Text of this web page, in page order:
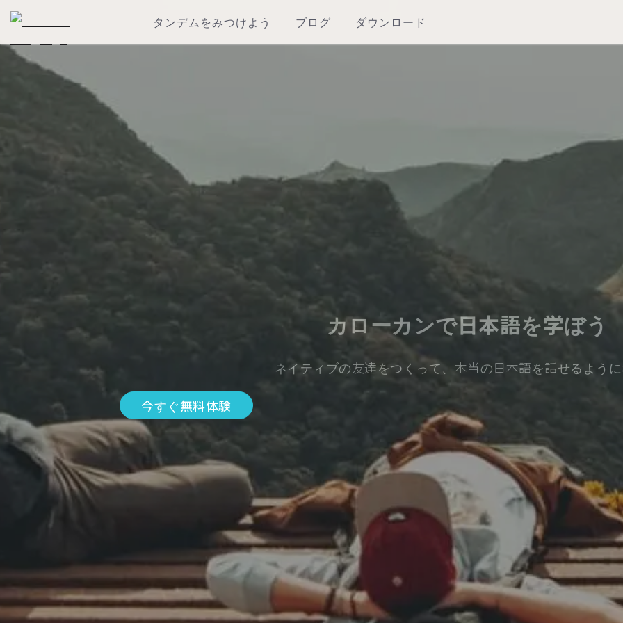
タンデムをみつけよう ブログ ダウンロード
カローカンで日本語を学ぼう
ネイティブの友達をつくって、本当の日本語を話せるよう
今すぐ無料体験